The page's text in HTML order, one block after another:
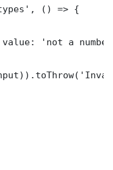
() => {
value: 'not a